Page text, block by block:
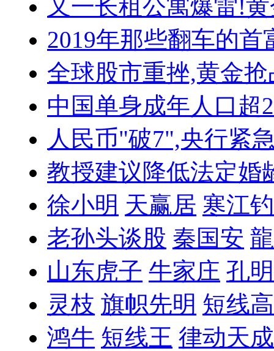
又一长租公寓爆雷!
2019年那些翻车的首
全球股市重挫,黄金抢
中国单身成年人口超
人民币"破7",央行紧
教授建议降低法定婚
徐小明 天赢居 寒江
老孙头谈股 秦国安
山东虎子 牛家庄 孔
灵枝 旗帜先明 短线
鸿牛 短线王 律动天成